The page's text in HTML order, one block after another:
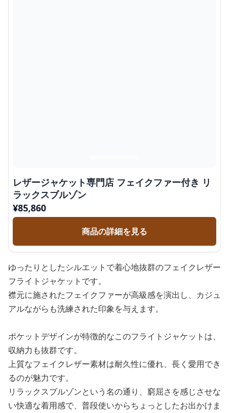
レザージャケット専門店 フェイクファー付き リ
ラックスブルゾン
¥85,860
商品の詳細を見る
ゆったりとしたシルエットで着心地抜群のフェイクレザー
フライトジャケットです。
襟元に施されたフェイクファーが高級感を演出し、カジュ
アルながらも洗練された印象を与えます。
ポケットデザインが特徴的なこのフライトジャケットは、
収納力も抜群です。
上質なフェイクレザー素材は耐久性に優れ、長く愛用でき
るのが魅力です。
リラックスブルゾンという名の通り、窮屈さを感じさせな
い快適な着用感で、普段使いからちょっとしたお出かけま